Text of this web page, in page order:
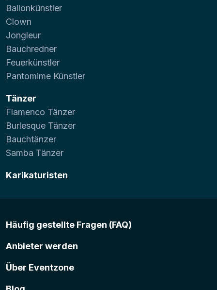
Ballonkünstler
Clown
Jongleur
Bauchredner
Feuerkünstler
Pantomime Künstler
Tänzer
Flamenco Tänzer
Burlesque Tänzer
Bauchtänzer
Samba Tänzer
Karikaturisten
Häufig gestellte Fragen (FAQ)
Anbieter werden
Über Eventzone